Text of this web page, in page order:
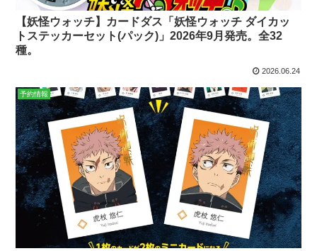
【妖怪ウォッチ】カードダス「妖怪ウォッチ ダイカッ
トステッカーセット(パック)」2026年9月発売。全32
種。
2026.06.24
予約情報